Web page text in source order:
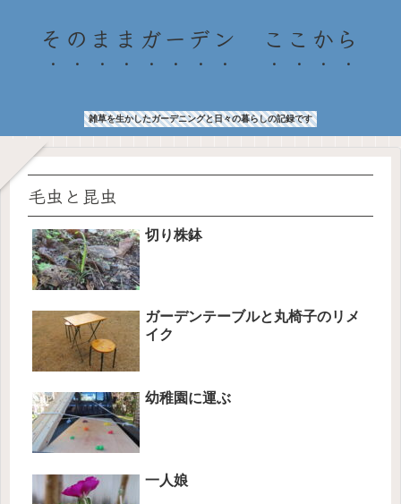
そのままガーデン ここから
雑草を生かしたガーデニングと日々の暮らしの記録です
毛虫と昆虫
切り株鉢
ガーデンテーブルと丸椅子のリメ
イク
幼稚園に運ぶ
一人娘